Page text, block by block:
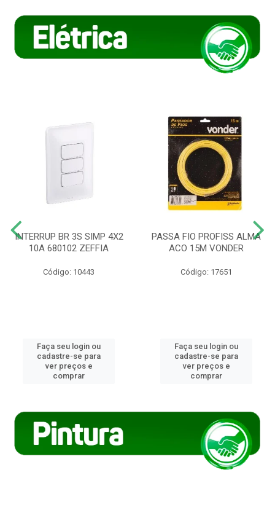
INTERRUP BR 3S SIMP 4X2
10A 680102 ZEFFIA
Código: 10443
Faça seu login ou
cadastre-se para
ver preços e
comprar
PASSA FIO PROFISS ALMA
ACO 15M VONDER
Código: 17651
Faça seu login ou
cadastre-se para
ver preços e
comprar